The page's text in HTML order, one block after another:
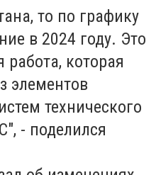
то по графику
в 2024 году. Это
работа, которая
элементов
технического
- поделился